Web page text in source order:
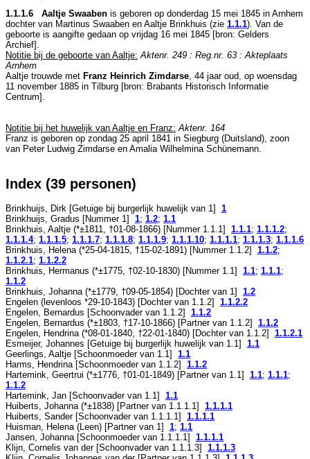
1.1.1.6 Aaltje Swaaben is geboren op donderdag 15 mei 1845 in Arnhem
dochter van Martinus Swaaben en Aaltje Brinkhuis (zie 1.1.1). Van de
geboorte is aangifte gedaan op vrijdag 16 mei 1845 [bron: Gelders
Archief].
Notitie bij de geboorte van Aaltje: Aktenr. 249 : Reg.nr. 63 : Akteplaats
Arnhem
Aaltje trouwde met Franz Heinrich Zimdarse, 44 jaar oud, op woensdag
11 november 1885 in Tilburg [bron: Brabants Historisch Informatie
Centrum].
Notitie bij het huwelijk van Aaltje en Franz: Aktenr. 164
Franz is geboren op zondag 25 april 1841 in Siegburg (Duitsland), zoon
van Peter Ludwig Zimdarse en Amalia Wilhelmina Schünemann.
Index (39 personen)
Brinkhuijs, Dirk [Getuige bij burgerlijk huwelijk van 1] 1
Brinkhuijs, Gradus [Nummer 1] 1; 1.2; 1.1
Brinkhuis, Aaltje (*±1811, †01-08-1866) [Nummer 1.1.1] 1.1.1; 1.1.1.2;
1.1.1.4; 1.1.1.5; 1.1.1.7; 1.1.1.8; 1.1.1.9; 1.1.1.10; 1.1.1.1; 1.1.1.3; 1.1.1.6
Brinkhuis, Helena (*25-04-1815, †15-02-1891) [Nummer 1.1.2] 1.1.2;
1.1.2.1; 1.1.2.2
Brinkhuis, Hermanus (*±1775, †02-10-1830) [Nummer 1.1] 1.1; 1.1.1;
1.1.2
Brinkhuis, Johanna (*±1779, †09-05-1854) [Dochter van 1] 1.2
Engelen (levenloos *29-10-1843) [Dochter van 1.1.2] 1.1.2.2
Engelen, Bernardus [Schoonvader van 1.1.2] 1.1.2
Engelen, Bernardus (*±1803, †17-10-1866) [Partner van 1.1.2] 1.1.2
Engelen, Hendrina (*08-01-1840, †22-01-1840) [Dochter van 1.1.2] 1.1.2.1
Esmeijer, Johannes [Getuige bij burgerlijk huwelijk van 1.1] 1.1
Geerlings, Aaltje [Schoonmoeder van 1.1] 1.1
Harms, Hendrina [Schoonmoeder van 1.1.2] 1.1.2
Hartemink, Geertrui (*±1776, †01-01-1849) [Partner van 1.1] 1.1; 1.1.1;
1.1.2
Hartemink, Jan [Schoonvader van 1.1] 1.1
Huiberts, Johanna (*±1838) [Partner van 1.1.1.1] 1.1.1.1
Huiberts, Sander [Schoonvader van 1.1.1.1] 1.1.1.1
Huisman, Helena (Leen) [Partner van 1] 1; 1.1
Jansen, Johanna [Schoonmoeder van 1.1.1.1] 1.1.1.1
Klijn, Cornelis van der [Schoonvader van 1.1.1.3] 1.1.1.3